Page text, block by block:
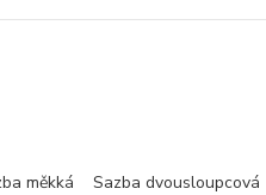
měkká Sazba